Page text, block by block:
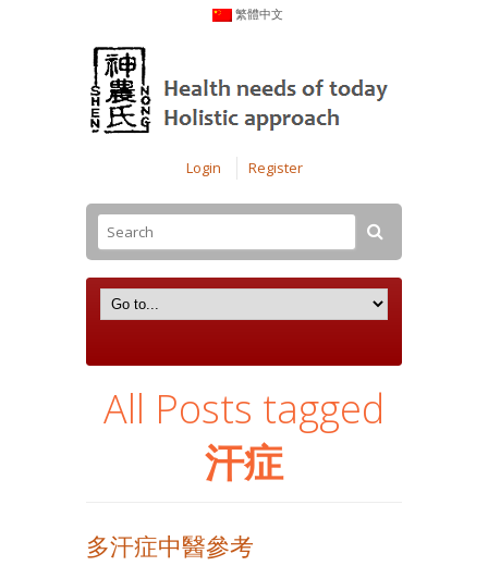
繁體中文
Login Register
All Posts tagged
汗症
多汗症中醫參考